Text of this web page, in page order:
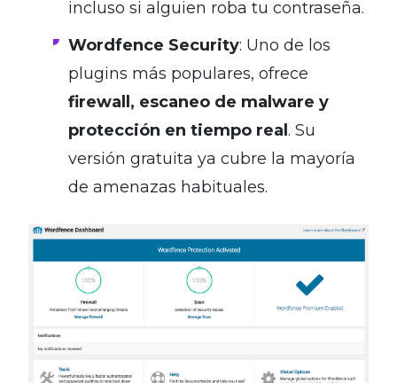
incluso si alguien roba tu contraseña.
Wordfence Security: Uno de los
plugins más populares, ofrece
firewall, escaneo de malware y
protección en tiempo real . Su
versión gratuita ya cubre la mayoría
de amenazas habituales.